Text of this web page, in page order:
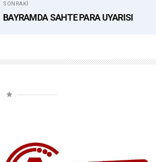
SONRAKI
BAYRAMDA SAHTE PARA UYARISI